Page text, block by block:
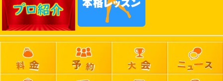
2024年11月
2024年10月
2024年09月
2024年08月
2024年07月
2024年06月